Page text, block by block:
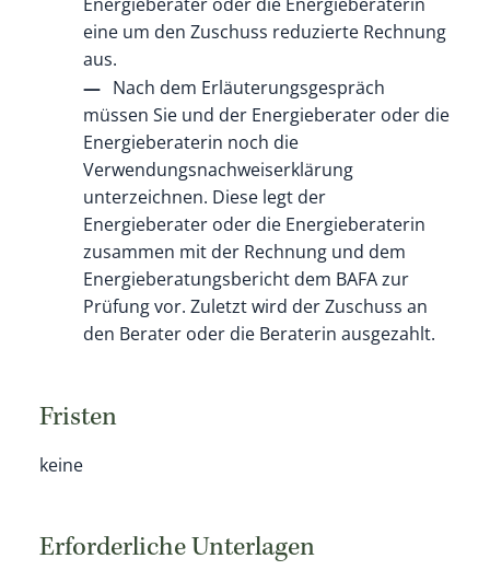
eine um den Zuschuss reduzierte Rechnung
aus.
Nach dem Erläuterungsgespräch
müssen Sie und der Energieberater oder die
Energieberaterin noch die
Verwendungsnachweiserklärung
unterzeichnen. Diese legt der
Energieberater oder die Energieberaterin
zusammen mit der Rechnung und dem
Energieberatungsbericht dem BAFA zur
Prüfung vor. Zuletzt wird der Zuschuss an
den Berater oder die Beraterin ausgezahlt.
Fristen
keine
Erforderliche Unterlagen